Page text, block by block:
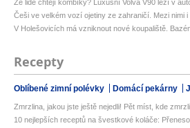
Že lidé chtějí kombíky? Luxusní Volva V90 leží v
Češi ve velkém vozí ojetiny ze zahraničí. Mezi nimi i
V Holešovicích má vzniknout nové koupaliště.
Recepty
Oblíbené zimní polévky Domácí pekárny
Zmrzlina, jakou jste ještě nejedli! Pět míst, kde
10 nejlepších receptů na švestkové koláče: